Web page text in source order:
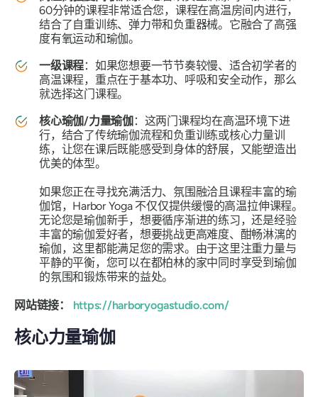
60分钟的课程非常适合您，课程在高温房间内进行，
结合了自重训练、弹力带和负重器械。它融合了高强
度有氧运动和瑜伽。
一级课程：如果您想要一节节奏较慢、适合初学者的
高温课程，重点在于基本功、呼吸和安全动作，那么
就选择这门课程。
核心瑜伽/力量瑜伽 ：这两门课程均在高温环境下进
行，结合了传统瑜伽流程和负重训练或核心力量训
练，让您在课后既能感受到身体的舒展，又能塑造出
优美的体型。
如果您正在寻找充满活力、氛围融洽且课程丰富的瑜
伽馆，Harbor Yoga 不仅仅提供缓慢的高温拉伸课程。
无论您是瑜伽新手，想要循序渐进的练习，还是经验
丰富的瑜伽爱好者，想要挑战更高难度、酣畅淋漓的
瑜伽，这里都能满足您的需求。由于这里注重力量与
平静的平衡，您可以在都柏林的家中同时享受到瑜伽
的氛围和锻炼带来的益处。
网站链接： https://harboryogastudio.com/
核心力量瑜伽